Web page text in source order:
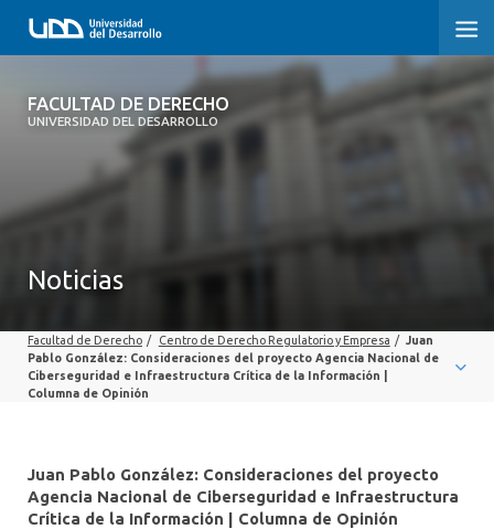
FACULTAD DE DERECHO
UNIVERSIDAD DEL DESARROLLO
FACULTAD DE DERECHO
SOBRE LA FACULTAD
PROFESORES
INVESTIGACIÓN
INTERNACIONAL
Noticias
Facultad de Derecho / Centro de Derecho Regulatorio y Empresa / Juan
Pablo González: Consideraciones del proyecto Agencia Nacional de
Ciberseguridad e Infraestructura Crítica de la Información |
Columna de Opinión
Juan Pablo González: Consideraciones del proyecto
Agencia Nacional de Ciberseguridad e Infraestructura
Crítica de la Información | Columna de Opinión